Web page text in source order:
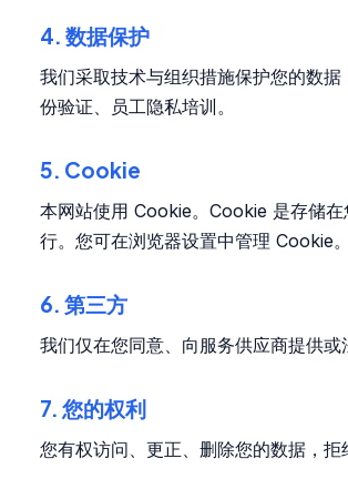
4. 数据保护
我们采取技术与组织措施保护您的数
份验证、员工隐私培训。
5. Cookie
本网站使用 Cookie。Cookie 是存储
行。您可在浏览器设置中管理 Cookie。
6. 第三方
我们仅在您同意、向服务供应商提供或
7. 您的权利
您有权访问、更正、删除您的数据，拒